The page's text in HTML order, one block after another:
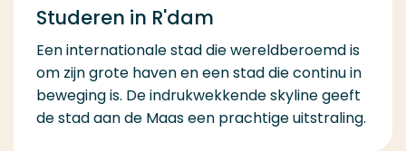
Studeren in R'dam
Een internationale stad die wereldberoemd is
om zijn grote haven en een stad die continu in
beweging is. De indrukwekkende skyline geeft
de stad aan de Maas een prachtige uitstraling.